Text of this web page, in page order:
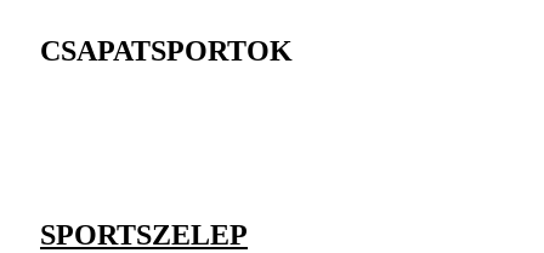
CSAPATSPORTOK
SPORTSZELEP